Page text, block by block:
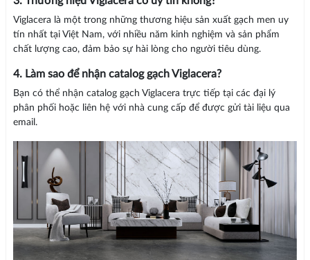
Viglacera là một trong những thương hiệu sản xuất gạch men uy
tín nhất tại Việt Nam, với nhiều năm kinh nghiệm và sản phẩm
chất lượng cao, đảm bảo sự hài lòng cho người tiêu dùng.
4. Làm sao để nhận catalog gạch Viglacera?
Bạn có thể nhận catalog gạch Viglacera trực tiếp tại các đại lý
phân phối hoặc liên hệ với nhà cung cấp để được gửi tài liệu qua
email.